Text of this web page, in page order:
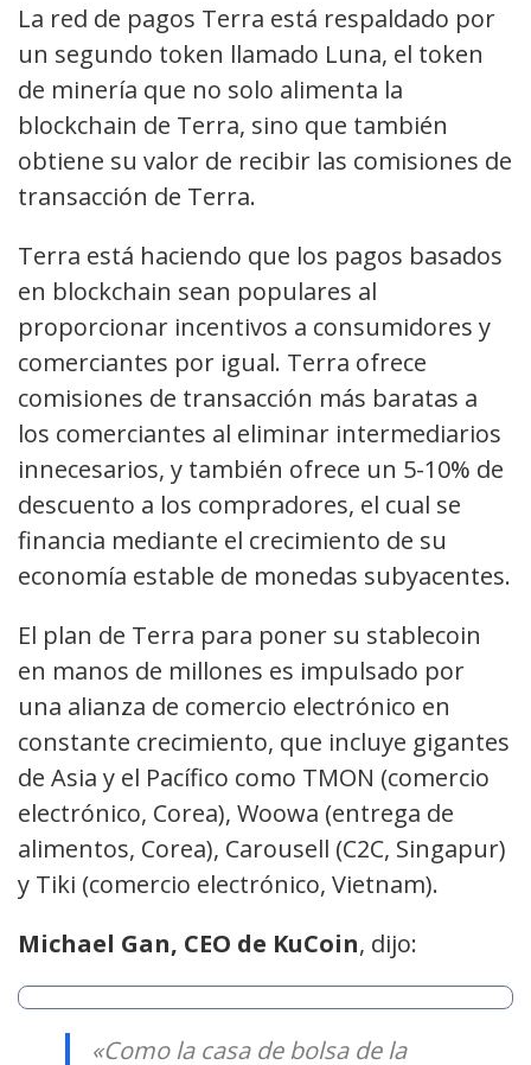
La red de pagos Terra está respaldado por
un segundo token llamado Luna, el token
de minería que no solo alimenta la
blockchain de Terra, sino que también
obtiene su valor de recibir las comisiones de
transacción de Terra.
Terra está haciendo que los pagos basados
en blockchain sean populares al
proporcionar incentivos a consumidores y
comerciantes por igual. Terra ofrece
comisiones de transacción más baratas a
los comerciantes al eliminar intermediarios
innecesarios, y también ofrece un 5-10% de
descuento a los compradores, el cual se
financia mediante el crecimiento de su
economía estable de monedas subyacentes.
El plan de Terra para poner su stablecoin
en manos de millones es impulsado por
una alianza de comercio electrónico en
constante crecimiento, que incluye gigantes
de Asia y el Pacífico como TMON (comercio
electrónico, Corea), Woowa (entrega de
alimentos, Corea), Carousell (C2C, Singapur)
y Tiki (comercio electrónico, Vietnam).
Michael Gan, CEO de KuCoin, dijo:
«Como la casa de bolsa de la